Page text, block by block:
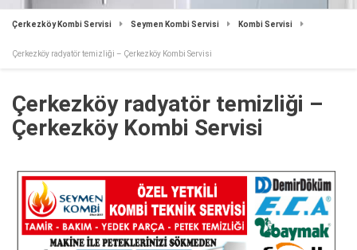
Çerkezköy Kombi Servisi Seymen Kombi Servisi Kombi Servisi
Çerkezköy radyatör temizliği – Çerkezköy Kombi Servisi
Çerkezköy radyatör temizliği –
Çerkezköy Kombi Servisi